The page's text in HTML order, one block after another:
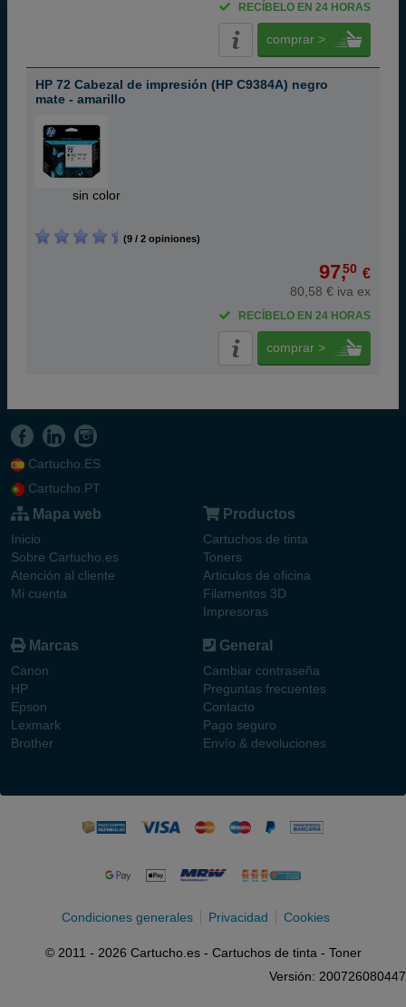
RECÍBELO EN 24 HORAS
comprar >
HP 72 Cabezal de impresión (HP C9384A) negro
mate - amarillo
sin color
(9 / 2 opiniones)
97,50 €
80,58 € iva ex
RECÍBELO EN 24 HORAS
comprar >
Cartucho.ES
Cartucho.PT
Mapa web
Inicio
Sobre Cartucho.es
Atención al cliente
Mi cuenta
Productos
Cartuchos de tinta
Toners
Articulos de oficina
Filamentos 3D
Impresoras
Marcas
Canon
HP
Epson
Lexmark
Brother
General
Cambiar contraseña
Preguntas frecuentes
Contacto
Pago seguro
Envío & devoluciones
Condiciones generales Privacidad Cookies
© 2011 - 2026 Cartucho.es - Cartuchos de tinta - Toner
Versión: 200726080447